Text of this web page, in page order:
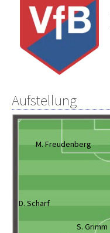
Aufstellung
M. Freudenberg
D. Scharf
S. Grimm